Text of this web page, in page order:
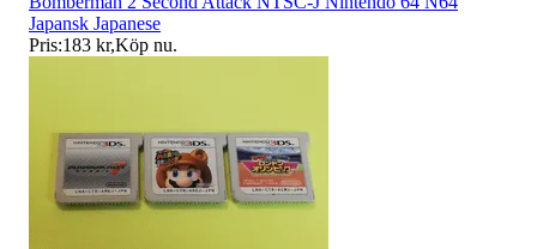
Japansk Japanese
Pris:183 kr,Köp nu.